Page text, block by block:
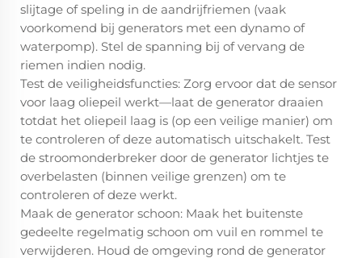
slijtage of speling in de aandrijfriemen (vaak
voorkomend bij generators met een dynamo of
waterpomp). Stel de spanning bij of vervang de
riemen indien nodig.
Test de veiligheidsfuncties: Zorg ervoor dat de sensor
voor laag oliepeil werkt—laat de generator draaien
totdat het oliepeil laag is (op een veilige manier) om
te controleren of deze automatisch uitschakelt. Test
de stroomonderbreker door de generator lichtjes te
overbelasten (binnen veilige grenzen) om te
controleren of deze werkt.
Maak de generator schoon: Maak het buitenste
gedeelte regelmatig schoon om vuil en rommel te
verwijderen. Houd de omgeving rond de generator